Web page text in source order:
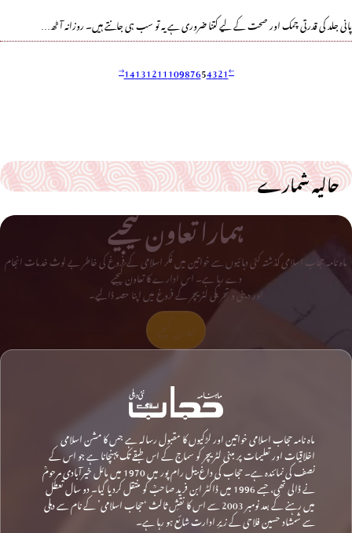
پانی جلد کی قدرتی چمک اور صحت کے لیے کتنا ضروری ہے یہ تو سب ہی جانتے ہیں۔ روزانہ آٹھ…
1
2
3
4
5
6
7
8
9
10
11
12
13
14
حالیہ شمارے
ہمارا تعاون کیجیے
ماہ نامہ حجاب اسلامی گذشتہ کئی دہائیوں سے خواتین میں فکر اسلامی کے فروغ کی خاطر بے لوث خدمات انجام
دے رہا ہے۔ اس ادارے کا تعاون کیجیے
اور دینی و تحریکی لٹریچر کے فروغ میں اپنا حصہ ڈالیے۔
ماہ نامہ حجاب اسلامی خواتین اور لڑکیوں کا مقبول رسالہ ہے جس کا مشن اسلامی
اخلاقیات اور تعلیمات پر مبنی لٹریچر کو سماج کے اس طبقے تک پہنچانا ہے جو اس کے
نصف کی نمائندہ ہے۔ حجاب کی داغ بیل رام پور میں 1970 میں مائل خیرآبادی مرحومؒ
نے ڈالی تھی، جسے 1996 میں ڈاکٹر ابن فرید صاحبؒ کو منتقل کردیا گیا۔ دو سال تعطل
میں رہنے کے بعد نومبر 2003 سے اس کا نقشِ ثالث ‘حجاب اسلامی’ کے نام سے دہلی
سے شمشاد حسین فلاحی کے زیرِ ادارت شائع ہو رہا ہے۔